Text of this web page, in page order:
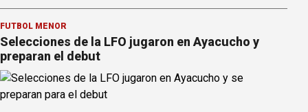
FÚTBOL MENOR
Selecciones de la LFO jugaron en Ayacucho y
preparan el debut